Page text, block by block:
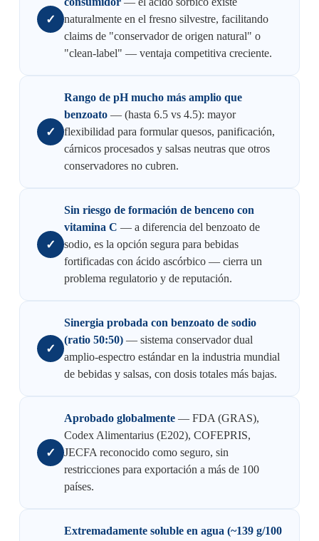
✓
naturalmente en el fresno silvestre, facilitando
claims de "conservador de origen natural" o
"clean-label" — ventaja competitiva creciente.
✓
Rango de pH mucho más amplio que
benzoato— (hasta 6.5 vs 4.5): mayor
flexibilidad para formular quesos, panificación,
cárnicos procesados y salsas neutras que otros
conservadores no cubren.
✓
Sin riesgo de formación de benceno con
vitamina C — a diferencia del benzoato de
sodio, es la opción segura para bebidas
fortificadas con ácido ascórbico — cierra un
problema regulatorio y de reputación.
✓
Sinergia probada con benzoato de sodio
(ratio 50:50)— sistema conservador dual
amplio-espectro estándar en la industria mundial
de bebidas y salsas, con dosis totales más bajas.
✓
Aprobado globalmente— FDA (GRAS),
Codex Alimentarius (E202), COFEPRIS,
JECFA reconocido como seguro, sin
restricciones para exportación a más de 100
países.
Extremadamente soluble en agua (~139 g/100